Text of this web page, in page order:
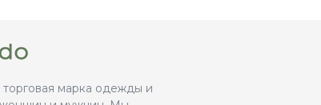
марка одежды и